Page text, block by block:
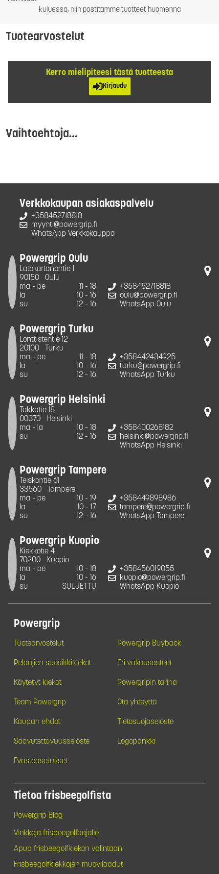
kuluessa, niin postitamme tuotteet huomenna
Tuotearvostelut
Kerro mielipiteesi tästä tuotteesta
Kirjaudu
Vaihtoehtoja...
Verkkokaupan asiakaspalvelu
+358452718818
myynti@powergrip.fi
WhatsApp Verkkokauppa
Powergrip Oulu
Latokartanontie 1
90150
Oulu
ma - pe
11 - 18
la
10 - 16
su
12 - 16
+358452718818
oulu@powergrip.fi
WhatsApp Oulu
Powergrip Turku
Lonttistentie 12
20100
Turku
ma - pe
11 - 18
la
10 - 16
su
12 - 16
+358442434925
turku@powergrip.fi
WhatsApp Turku
Powergrip Helsinki
Takkatie 18
00370
Helsinki
ma - la
10 - 18
su
12 - 16
+358400268182
helsinki@powergrip.fi
WhatsApp Helsinki
Powergrip Tampere
Teiskontie 61
33560
Tampere
ma - pe
10 - 19
la
10 - 17
su
12 - 16
+358449898986
tampere@powergrip.fi
WhatsApp Tampere
Powergrip Kuopio
Kiekkotie 4
70200
Kuopio
ma - pe
10 - 18
la
10 - 16
su
SULJETTU
+358456019055
kuopio@powergrip.fi
WhatsApp Kuopio
Powergrip
Tuotearvostelut Powergrip Buyback
Pelaajien suosikkikiekot Eri vakausasteet
Käytetyt kiekot Powergripin tarina
Team Powergrip Ota yhteyttä
Kaupan ehdot Tietosuojaseloste
Saavutettavuusseloste Logopankki
Evästeasetukset
Tietoa frisbeegolfista
Powergrip Blog
Vinkkejä frisbeegolfaajalle
Apua frisbeegolfkiekon valintaan
Frisbeegolfkiekkojen muovilaadut